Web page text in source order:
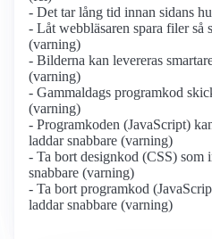
- Det tar lång tid innan sidans
- Låt webbläsaren spara filer så
(varning)
- Bilderna kan levereras
(varning)
- Gammaldags programkod
(varning)
- Programkoden (JavaScript)
laddar snabbare (varning)
- Ta bort designkod (CSS) som
snabbare (varning)
- Ta bort programkod
laddar snabbare (varning)